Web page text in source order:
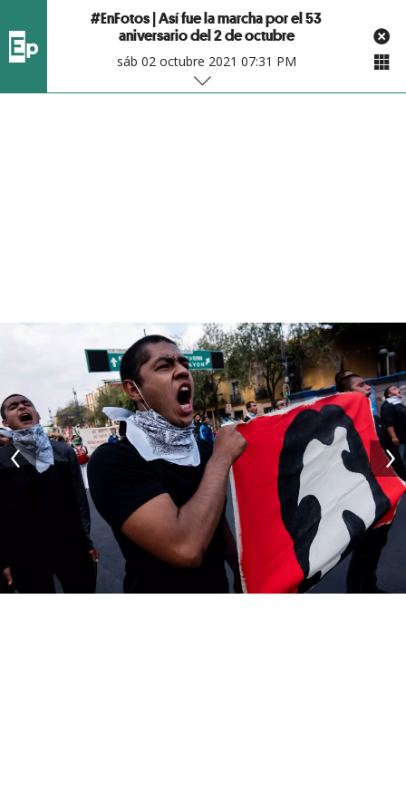
#EnFotos | Así fue la marcha por el 53
aniversario del 2 de octubre
sáb 02 octubre 2021 07:31 PM